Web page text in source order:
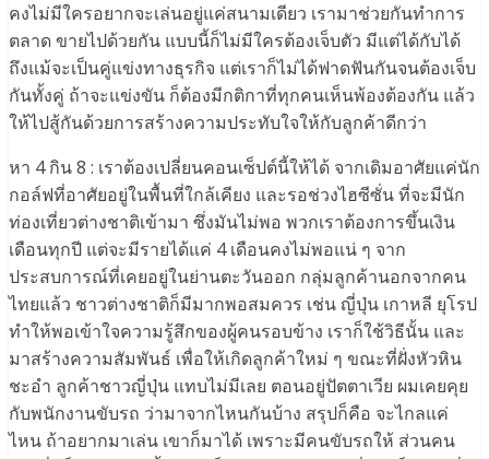
คงไม่มีใครอยากจะเล่นอยู่แค่สนามเดียว เรามาช่วยกันทำการ
ตลาด ขายไปด้วยกัน แบบนี้ก็ไม่มีใครต้องเจ็บตัว มีแต่ได้กับได้
ถึงแม้จะเป็นคู่แข่งทางธุรกิจ แต่เราก็ไม่ได้ฟาดฟันกันจนต้องเจ็บ
กันทั้งคู่ ถ้าจะแข่งขัน ก็ต้องมีกติกาที่ทุกคนเห็นพ้องต้องกัน แล้ว
ให้ไปสู้กันด้วยการสร้างความประทับใจให้กับลูกค้าดีกว่า
หา 4 กิน 8 : เราต้องเปลี่ยนคอนเซ็ปต์นี้ให้ได้ จากเดิมอาศัยแค่นัก
กอล์ฟที่อาศัยอยู่ในพื้นที่ใกล้เคียง และรอช่วงไฮซีซั่น ที่จะมีนัก
ท่องเที่ยวต่างชาติเข้ามา ซึ่งมันไม่พอ พวกเราต้องการขึ้นเงิน
เดือนทุกปี แต่จะมีรายได้แค่ 4 เดือนคงไม่พอแน่ ๆ จาก
ประสบการณ์ที่เคยอยู่ในย่านตะวันออก กลุ่มลูกค้านอกจากคน
ไทยแล้ว ชาวต่างชาติก็มีมากพอสมควร เช่น ญี่ปุ่น เกาหลี ยุโรป
ทำให้พอเข้าใจความรู้สึกของผู้คนรอบข้าง เราก็ใช้วิธีนั้น และ
มาสร้างความสัมพันธ์ เพื่อให้เกิดลูกค้าใหม่ ๆ ขณะที่ฝั่งหัวหิน
ชะอำ ลูกค้าชาวญี่ปุ่น แทบไม่มีเลย ตอนอยู่ปัตตาเวีย ผมเคยคุย
กับพนักงานขับรถ ว่ามาจากไหนกันบ้าง สรุปก็คือ จะไกลแค่
ไหน ถ้าอยากมาเล่น เขาก็มาได้ เพราะมีคนขับรถให้ ส่วนคน